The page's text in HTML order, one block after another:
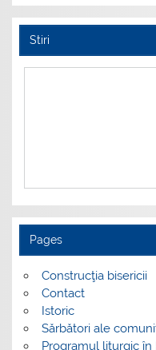
Stiri
Pages
Construcţia bisericii
Contact
Istoric
Sărbători ale
Programul liturgic în